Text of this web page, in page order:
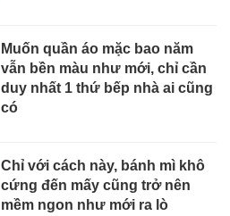
Muốn quần áo mặc bao năm
vẫn bền màu như mới, chỉ cần
duy nhất 1 thứ bếp nhà ai cũng
có
Chỉ với cách này, bánh mì khô
cứng đến mấy cũng trở nên
mềm ngon như mới ra lò